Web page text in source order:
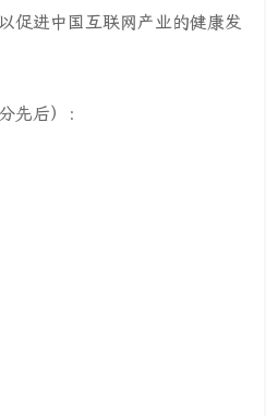
促进中国互联网产业的健康发
先后）：